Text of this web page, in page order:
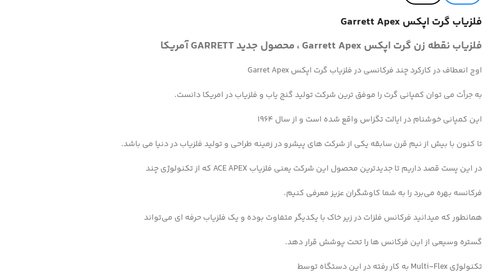
فلزیاب گرت اپکس Garrett Apex
فلزیاب نقطه زن گرت اپکس Garrett Apex ،
محصول جدید GARRETT آمریکا
اوج انعطاف در کارکرد چند فرکانسی در فلزیاب گرت اپکس Garret Apex
به جرأت می توان کمپانی گرت را موفق ترین شرکت تولید گنج یاب و فلزیاب در امریکا دانست.
این کمپانی خوشنام در ایالت تگزاس واقع شده است و از سال ۱۹۶۴
تا کنون با بیش از نیم قرن سابقه یکی از شرکت های پیشرو در زمینه طراحی و تولید فلزیاب در دنیا می باشد.
در این پست قصد داریم تا جدیدترین محصول این شرکت یعنی فلزیاب ACE APEX که از تکنولوژی چند
فرکانسه بهره می‌برد را به شما کاوشگران عزیز معرفی کنیم.
همانطور که میدانید فرکانس فلزات در زیر خاک با یکدیگر متفاوت بوده و یک فلزیاب حرفه ای می‌تواند
گستره وسیعی از این فرکانس ها را تحت پوشش قرار دهد.
تکنولوژی Multi-Flex به کار رفته در این دستگاه توسط